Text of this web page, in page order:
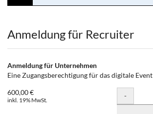
Produkte
Anmeldung für Recruiter
Anmeldung für Unternehmen
Eine Zugangsberechtigung für das digitale Event
600,00 €
inkl. 19% MwSt. Menge
-